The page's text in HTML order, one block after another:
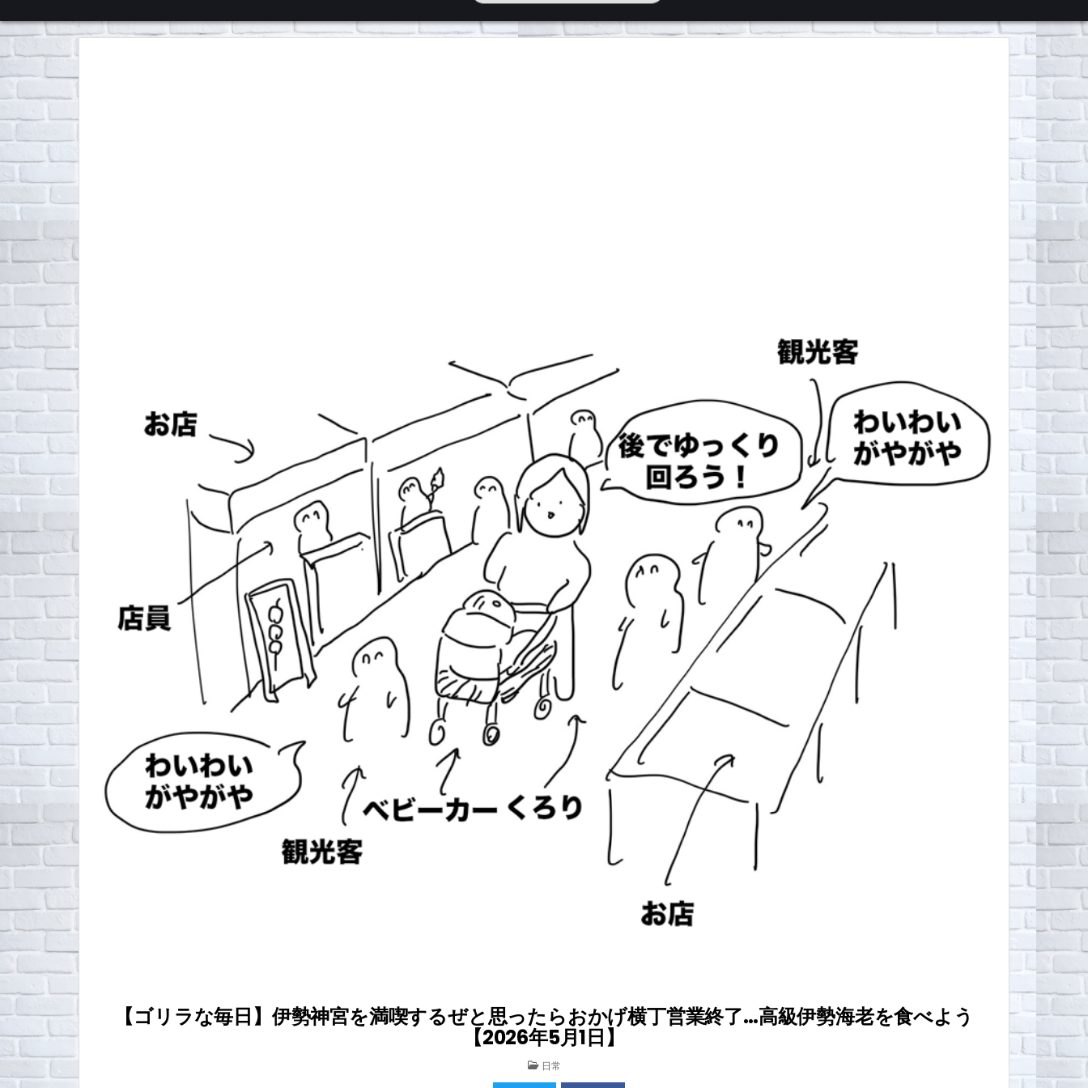
くろチャンネル
【ゴリラな毎日】伊勢神宮を満喫するぜと思ったらおかげ横丁営業終了…高級伊勢海老を食べよう
【2026年5月1日】
POSTED
IN
日常